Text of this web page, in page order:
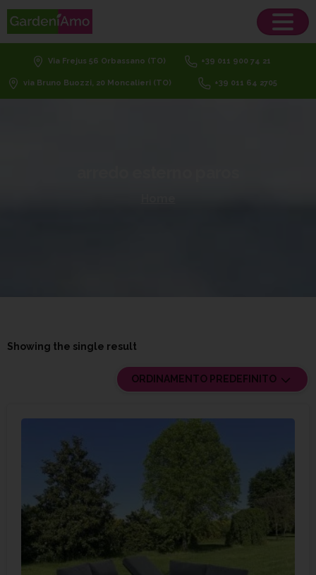
Via Frejus 56 Orbassano (TO) +39 011 900 74 21
via Bruno Buozzi, 20 Moncalieri (TO) +39 011 64 2705
Showing the single result
ORDINAMENTO PREDEFINITO